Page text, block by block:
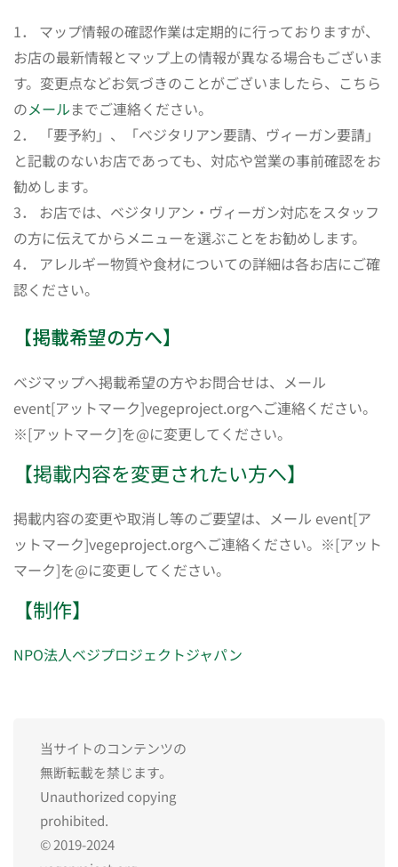
1． マップ情報の確認作業は定期的に行っておりますが、
お店の最新情報とマップ上の情報が異なる場合もございま
す。変更点などお気づきのことがございましたら、こちら
のメールまでご連絡ください。
2． 「要予約」、「ベジタリアン要請、ヴィーガン要請」
と記載のないお店であっても、対応や営業の事前確認をお
勧めします。
3． お店では、ベジタリアン・ヴィーガン対応をスタッフ
の方に伝えてからメニューを選ぶことをお勧めします。
4． アレルギー物質や食材についての詳細は各お店にご確
認ください。
【掲載希望の方へ】
ベジマップへ掲載希望の方やお問合せは、メール
event[アットマーク]vegeproject.orgへご連絡ください。
※[アットマーク]を@に変更してください。
【掲載内容を変更されたい方へ】
掲載内容の変更や取消し等のご要望は、メール event[ア
ットマーク]vegeproject.orgへご連絡ください。※[アット
マーク]を@に変更してください。
【制作】
NPO法人ベジプロジェクトジャパン
当サイトのコンテンツの
無断転載を禁じます。
Unauthorized copying
prohibited.
© 2019-2024